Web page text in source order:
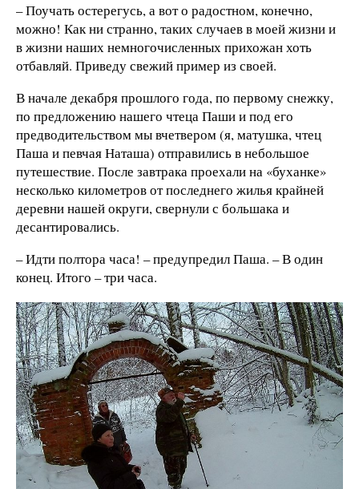
– Поучать остерегусь, а вот о радостном, конечно,
можно! Как ни странно, таких случаев в моей жизни и
в жизни наших немногочисленных прихожан хоть
отбавляй. Приведу свежий пример из своей.
В начале декабря прошлого года, по первому снежку,
по предложению нашего чтеца Паши и под его
предводительством мы вчетвером (я, матушка, чтец
Паша и певчая Наташа) отправились в небольшое
путешествие. После завтрака проехали на «буханке»
несколько километров от последнего жилья крайней
деревни нашей округи, свернули с большака и
десантировались.
– Идти полтора часа! – предупредил Паша. – В один
конец. Итого – три часа.